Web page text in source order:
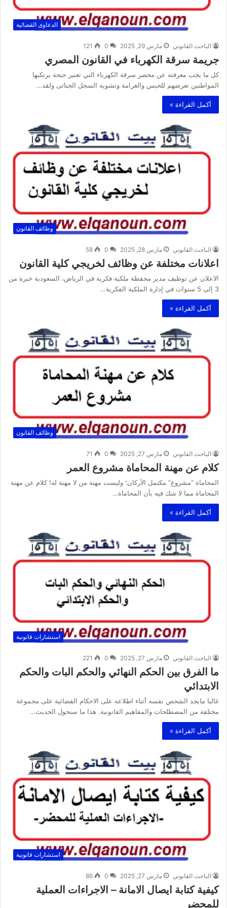
الدعاوى القضائية
الباحث القانوني مارس 29, 2025 0
121
جريمة سرقة الكهرباء في القانون المصري
كل ما يجب معرفته عن محضر سرقة الكهرباء التي تعنبر جنحة يرتكبها
المواطنين تعرضهم للحبس والغرامة وتشويه السجل الجنائى ولقد…
أكمل القراءة »
وظائف القانون
الباحث القانوني مارس 28, 2025 0
58
اعلانات مختلفة عن وظائف لخريجي كلية القانون
‏الاعلان عن توظيف مدير محفظة ملكية فكرية في الرياض، السعودية ‏خبرة من
3 إلى 5 سنوات في إدارة الملكية الفكرية…
أكمل القراءة »
وظائف القانون
الباحث القانوني مارس 27, 2025 0
71
كلام عن مهنة المحاماة مشروع العمر
المحاماة “مشروع” مكتمل الأركان؛ وليست مهنة من لا مهنة له! كلام عن مهنة
المحاماة مما لا شك فيه بأن المحاماة…
أكمل القراءة »
استشارات قانونية
الباحث القانوني مارس 27, 2025 0
221
ما الفرق بين الحكم النهائي والحكم البات والحكم
الابتدائي
غالبا مايجد الشحص نفسه أثناء اطلاعه على الاحكام القضائية على مجموعة
مختلفة من المصطلحات والمفاهيم القانونية. هذا ما سنحول الحديث…
أكمل القراءة »
استشارات قانونية
الباحث القانوني مارس 27, 2025 0
86
كيفية كتابة ايصال الامانة – الاجراءات العملية
للمحضر